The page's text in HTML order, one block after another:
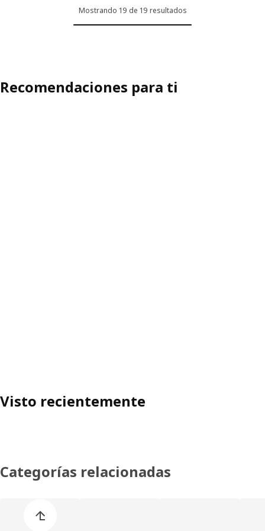
Mostrando 19 de 19 resultados
Recomendaciones para ti
Visto recientemente
Categorías relacionadas